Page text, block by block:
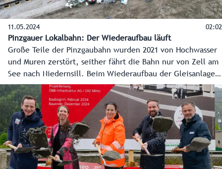
11.05.2024 02:02
Pinzgauer Lokalbahn: Der Wiederaufbau läuft
Große Teile der Pinzgaubahn wurden 2021 von Hochwasser
und Muren zerstört, seither fährt die Bahn nur von Zell am
See nach Niedernsill. Beim Wiederaufbau der Gleisanlagen
steht ein erster Meilenstein kurz bevor. Bereits Mitte Juni
soll die Lebensader des Pinzgaus wieder bis Mittersill
fahren.